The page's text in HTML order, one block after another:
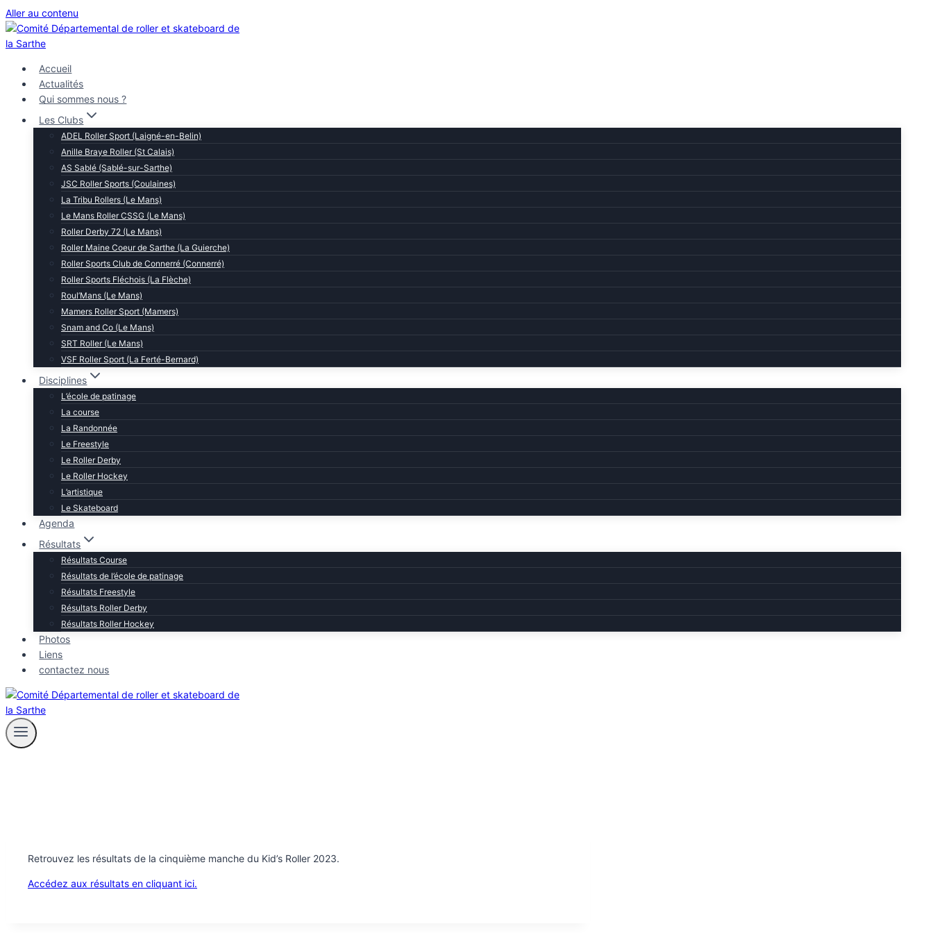
Aller au contenu
Accueil
Actualités
Qui sommes nous ?
Les Clubs
ADEL Roller Sport (Laigné-en-Belin)
Anille Braye Roller (St Calais)
AS Sablé (Sablé-sur-Sarthe)
JSC Roller Sports (Coulaines)
La Tribu Rollers (Le Mans)
Le Mans Roller CSSG (Le Mans)
Roller Derby 72 (Le Mans)
Roller Maine Coeur de Sarthe (La Guierche)
Roller Sports Club de Connerré (Connerré)
Roller Sports Fléchois (La Flèche)
Roul’Mans (Le Mans)
Mamers Roller Sport (Mamers)
Snam and Co (Le Mans)
SRT Roller (Le Mans)
VSF Roller Sport (La Ferté-Bernard)
Disciplines
L’école de patinage
La course
La Randonnée
Le Freestyle
Le Roller Derby
Le Roller Hockey
L’artistique
Le Skateboard
Agenda
Résultats
Résultats Course
Résultats de l’école de patinage
Résultats Freestyle
Résultats Roller Derby
Résultats Roller Hockey
Photos
Liens
contactez nous
Retrouvez les résultats de la cinquième manche du Kid’s Roller 2023.
Accédez aux résultats en cliquant ici.